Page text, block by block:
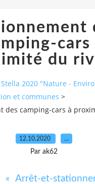
cars
du
2020 "Nature -
et communes >
des camping-cars à
12.10.2020 …
Par ak62
« Arrêt-et-